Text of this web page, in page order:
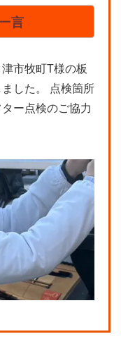
言
市牧町T様の板
した。 点検箇所
ー点検のご協力